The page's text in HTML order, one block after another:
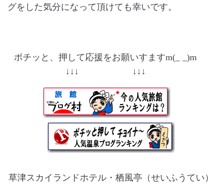
グをした気分になって頂けても幸いです。
ポチッと、押して応援をお願いすますm(_ _)m
↓↓↓ ↓↓↓
草津スカイランドホテル・栖風亭（せいふうてい）